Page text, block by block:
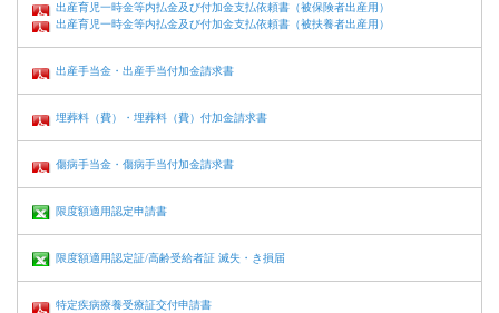
出産育児一時金等内払金及び付加金支払依頼書（被保険者出産用）
出産育児一時金等内払金及び付加金支払依頼書（被扶養者出産用）
出産手当金・出産手当付加金請求書
埋葬料（費）・埋葬料（費）付加金請求書
傷病手当金・傷病手当付加金請求書
限度額適用認定申請書
限度額適用認定証/高齢受給者証 滅失・き損届
特定疾病療養受療証交付申請書